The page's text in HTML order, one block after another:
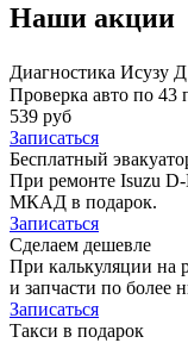
Наши акции
Диагностика Исузу
Проверка авто по 43
539 руб
Записаться
Бесплатный
При ремонте Isuzu
МКАД в подарок.
Записаться
Сделаем дешевле
При калькуляции на
и запчасти по более
Записаться
Такси в подарок